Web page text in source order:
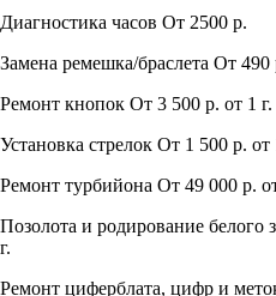
Диагностика часов От 2500 р.
Замена ремешка/браслета От 490
Ремонт кнопок От 3 500 р. от 1 г.
Установка стрелок От 1 500 р. от
Ремонт турбийона От 49 000 р.
Позолота и родирование белого
г.
Ремонт циферблата, цифр и